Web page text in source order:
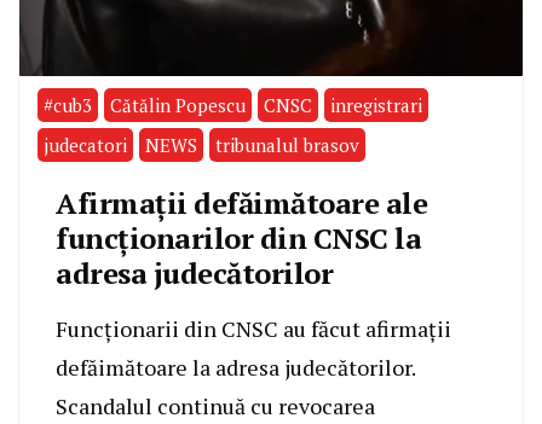
#cub3 Cătălin Popescu CNSC
inregistrari
judecatori
NEWS tribunalul brasov
Afirmații defăimătoare ale
funcționarilor din CNSC la
adresa judecătorilor
Funcționarii din CNSC au făcut afirmații
defăimătoare la adresa judecătorilor.
Scandalul continuă cu revocarea